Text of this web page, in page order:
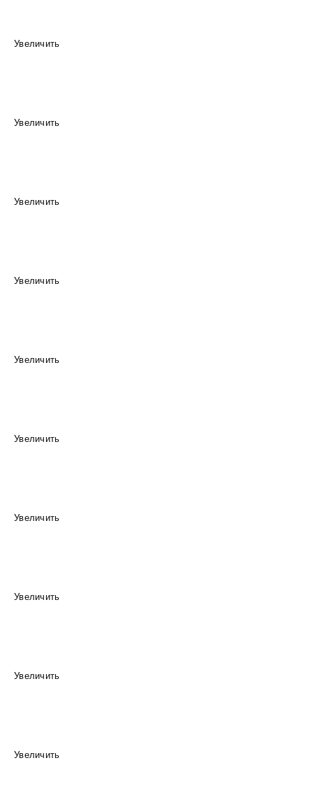
Увеличить
Увеличить
Увеличить
Увеличить
Увеличить
Увеличить
Увеличить
Увеличить
Увеличить
Увеличить